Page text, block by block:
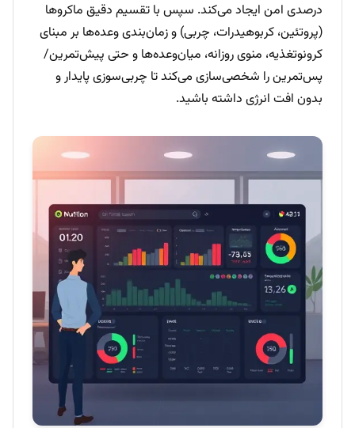
درصدی امن ایجاد می‌کند. سپس با تقسیم دقیق ماکروها
(پروتئین، کربوهیدرات، چربی) و زمان‌بندی وعده‌ها بر مبنای
کرونوتغذیه، منوی روزانه، میان‌وعده‌ها و حتی پیش‌تمرین/
پس‌تمرین را شخصی‌سازی می‌کند تا چربی‌سوزی پایدار و
بدون افت انرژی داشته باشید.